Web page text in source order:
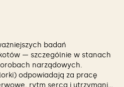
badań
— szczególnie w stanach
narządowych.
odpowiadają za pracę
rytm serca i utrzymanie